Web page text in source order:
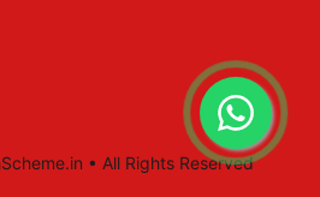
• All Rights Reserved